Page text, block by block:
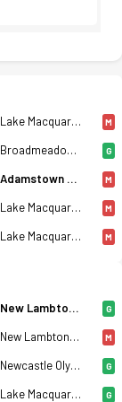
Lake Macquarie City FC Reserve M
Broadmeadow Magic FC Reserve G
Adamstown Rosebud Jfc Reserve M
Lake Macquarie City FC Reserve M
Lake Macquarie City FC Reserve M
New Lambton FC Reserve G
New Lambton FC Reserve M
Newcastle Olympic FC Reserve G
Lake Macquarie City FC Reserve G